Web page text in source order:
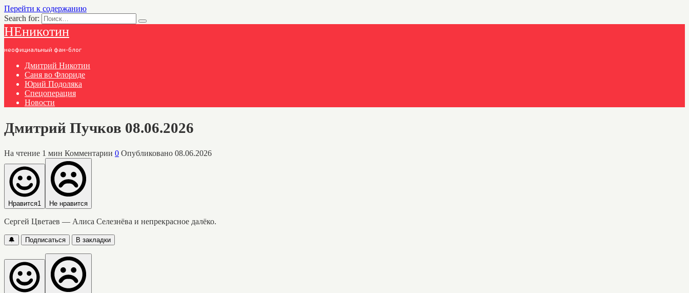
Перейти к содержанию
Search for:
НЕникотин
неофициальный фан-блог
Дмитрий Никотин
Саня во Флориде
Юрий Подоляка
Спецоперация
Новости
Дмитрий Пучков 08.06.2026
На чтение 1 мин Комментарии 0 Опубликовано 08.06.2026
Нравится1 Не нравится
Сергей Цветаев — Алиса Селезнёва и непрекрасное далёко.
🔔 Подписаться В закладки